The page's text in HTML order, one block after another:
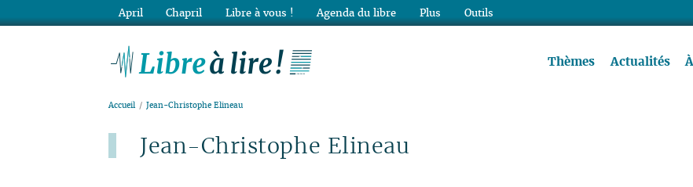
Thèmes Actualités
Accueil Jean-Christophe Elineau
Jean-Christophe Elineau
April Chapril Libre à vous ! Agenda du libre Plus Outils